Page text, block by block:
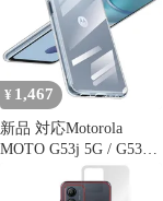
スマホケース全面保護
耐衝撃 TPU シリコン
カバー 薄型 ストラップ
ホール付き 落下防止
G53j 5Gソフトカバー 0
¥ 1,467
新品 対応Motorola
MOTO G53j 5G / G53s
5G / G53y 5G / G53 5G
用の ケース クリア